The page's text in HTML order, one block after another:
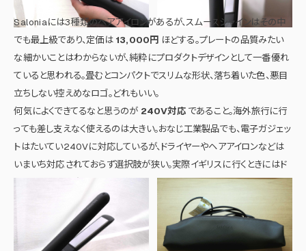
Saloniaには3種類のヘアアイロンがあるが、スムースシャインはその中
でも最上級であり、定価は 13,000円 ほどする。プレートの品質みたい
な細かいことはわからないが、純粋にプロダクトデザインとして一番優れ
ていると思われる。畳むとコンパクトでスリムな形状、落ち着いた色、悪目
立ちしない控えめなロゴ。どれもいい。
何気によくできてるなと思うのが 240V対応であること。海外旅行に行
っても差し支えなく使えるのは大きい。おなじ工業製品でも、電子ガジェッ
トはたいてい240Vに対応しているが、ドライヤーやヘアアイロンなどは
いまいち対応されておらず選択肢が狭い。実際イギリスに行くときにはド